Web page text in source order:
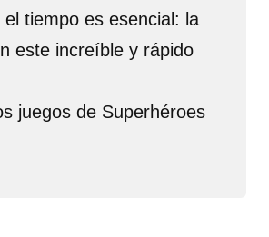
tiempo es esencial: la
este increíble y rápido
juegos de Superhéroes